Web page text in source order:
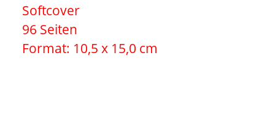
Softcover
96 Seiten
Format: 10,5 x 15,0 cm